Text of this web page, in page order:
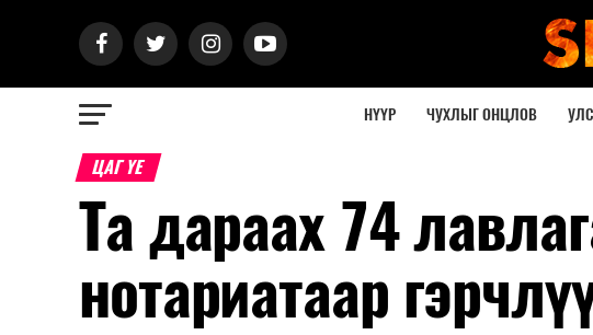
НҮҮР ЧУХЛЫГ ОНЦЛОВ
ЦАГ ҮЕ
Та дараах 74
нотариатаар